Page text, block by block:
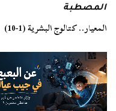
المصطبة
المعيار.. كتالوج البشرية (1-10)